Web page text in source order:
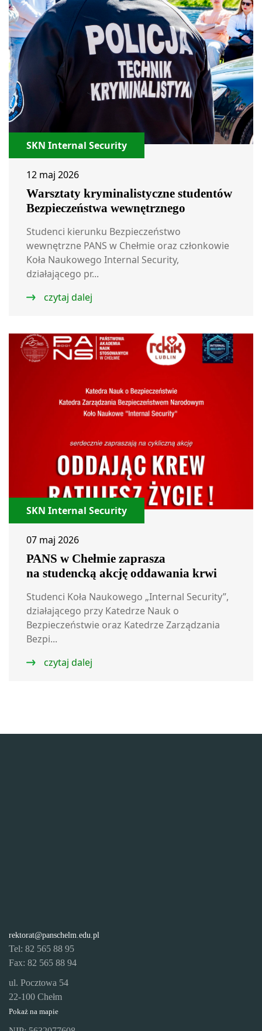
SKN Internal Security
12 maj 2026
Warsztaty kryminalistyczne studentów
Bezpieczeństwa wewnętrznego
Studenci kierunku Bezpieczeństwo
wewnętrzne PANS w Chełmie oraz członkowie
Koła Naukowego Internal Security,
działającego pr...
czytaj dalej
SKN Internal Security
07 maj 2026
PANS w Chełmie zaprasza
na studencką akcję oddawania krwi
Studenci Koła Naukowego „Internal Security”,
działającego przy Katedrze Nauk o
Bezpieczeństwie oraz Katedrze Zarządzania
Bezpi...
czytaj dalej
rektorat@panschelm.edu.pl
Tel: 82 565 88 95
Fax: 82 565 88 94
ul. Pocztowa 54
22-100 Chełm
Pokaż na mapie